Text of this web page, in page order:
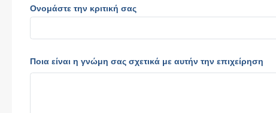
Ονομάστε την κριτική σας
Ποια είναι η γνώμη σας σχετικά με αυτήν την επιχείρηση